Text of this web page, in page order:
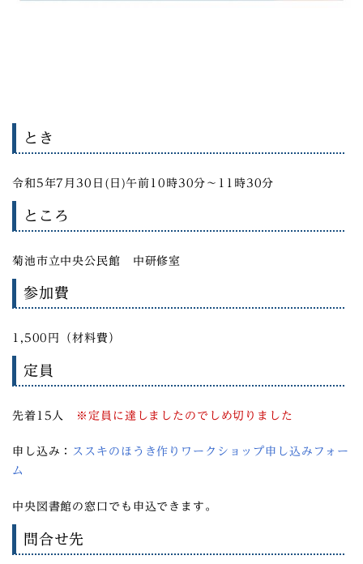
とき
令和5年7月30日(日)午前10時30分～11時30分
ところ
菊池市立中央公民館 中研修室
参加費
1,500円（材料費）
定員
先着15人 ※定員に達しましたのでしめ切りました
申し込み：
ススキのほうき作りワークショップ申し込みフォー
ム
中央図書館の窓口でも申込できます。
問合せ先